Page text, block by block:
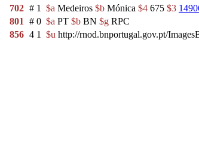
702 # 1 $a Medeiros $b Mónica $4 675 $3
801
# 0 $a PT $b BN $g RPC
856 4 1 $u http://rnod.bnportugal.gov.pt/